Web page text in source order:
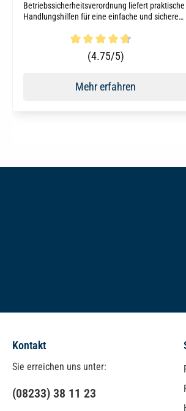
Betriebssicherheitsverordnung liefert praktische
Handlungshilfen für eine einfache und sichere
gesetzlichen Anforderungen.
Durchschnittliche Bewertung von 4.6
(4.75/5)
Mehr erfahren
Kontakt
Sie erreichen uns unter:
(08233) 38 11 23